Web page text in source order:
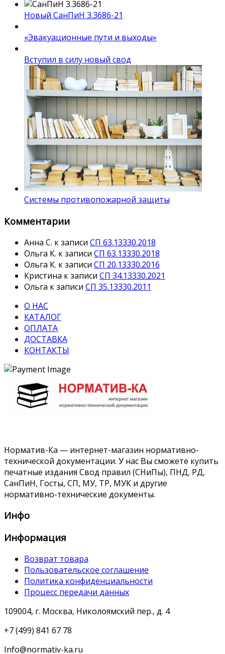
Новый СанПиН 3.3686-21
«Эвакуационные пути и выходы»
Вступил в силу новый свод
Системы противопожарной защиты
Комментарии
Анна С. к записи СП 63.13330.2018
Ольга К. к записи СП 63.13330.2018
Ольга К. к записи СП 20.13330.2016
Кристина к записи СП 34.13330.2021
Ольга к записи СП 35.13330.2011
О НАС
КАТАЛОГ
ОПЛАТА
ДОСТАВКА
КОНТАКТЫ
Норматив-Ка — интернет-магазин нормативно-
технической документации. У нас Вы сможете купить
печатные издания Свод правил (СНиПы), ПНД, РД,
СанПиН, Госты, СП, МУ, ТР, МУК и другие
нормативно-технические документы.
Инфо
Информация
Возврат товара
Пользовательское соглашение
Политика конфиденциальности
Процесс передачи данных
109004, г. Москва, Николоямский пер., д. 4
+7 (499) 841 67 78
Info@normativ-ka.ru